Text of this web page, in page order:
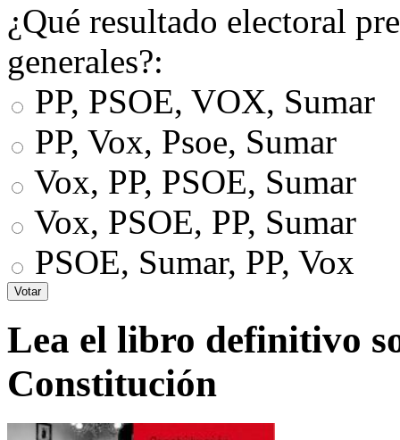
¿Qué resultado electoral
generales?:
PP, PSOE, VOX, Sumar
PP, Vox, Psoe, Sumar
Vox, PP, PSOE, Sumar
Vox, PSOE, PP, Sumar
PSOE, Sumar, PP, Vox
Lea el libro definitivo
Constitución